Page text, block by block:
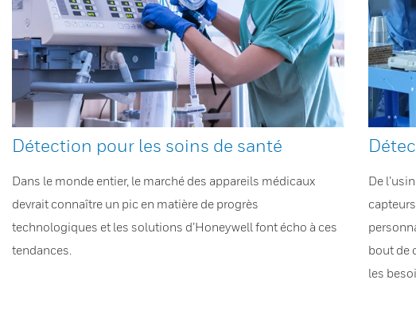
Détection pour les soins de santé
Dans le monde entier, le marché des appareils médicaux
devrait connaître un pic en matière de progrès
technologiques et les solutions d’Honeywell font écho à ces
tendances.
De
bout de
les